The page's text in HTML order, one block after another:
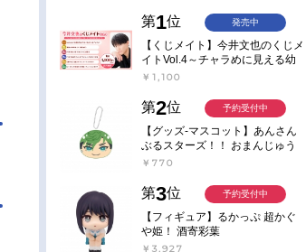
第1位
【くじメイト】今井文也のくじメ
イトVol.4～チャラめに見える幼
馴染、実は一途で独占欲が強いん
￥1,100
発売中
第2位
【グッズ-マスコット】あんさん
ぶるスターズ！！ おまんじゅう
にぎにぎマスコット ねくすと2
￥770
予約受付中
第3位
【フィギュア】るかっぷ 超かぐ
や姫！ 酒寄彩葉
￥3,927
予約受付中